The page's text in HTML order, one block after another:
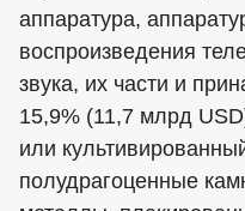
аппаратура,
воспроизведения
звука, их части и
15,9% (11,7 млрд
или
полудрагоценные